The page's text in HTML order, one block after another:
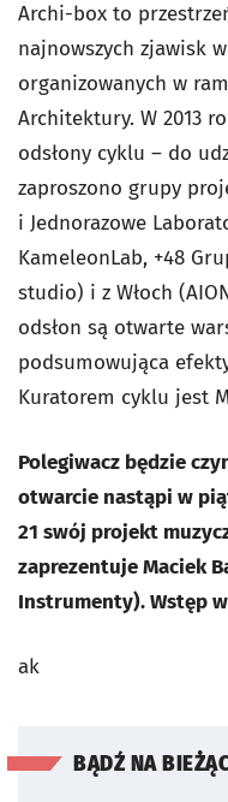
Archi-box to
najnowszych zjawisk
organizowanych w
Architektury. W 2013
odsłony cyklu – do
zaproszono grupy
i Jednorazowe
KameleonLab, +48
studio) i z Włoch
odsłon są otwarte
podsumowująca
Kuratorem cyklu jest
Polegiwacz będzie
otwarcie nastąpi w
21 swój projekt
zaprezentuje Maciek
Instrumenty). Wstęp
ak
BĄDŹ NA